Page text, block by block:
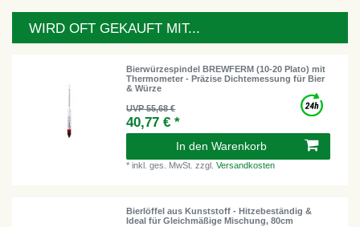
WIRD OFT GEKAUFT MIT...
Bierwürzespindel BREWFERM (10-20 Plato) mit
Thermometer - Präzise Dichtemessung für Bier
& Würze
UVP 55,68 €
40,77 € *
In den Warenkorb
*inkl. ges. MwSt. zzgl.Versandkosten
Bierlöffel aus Kunststoff - Hitzebeständig &
Ideal für Gleichmäßige Mischung, 80cm